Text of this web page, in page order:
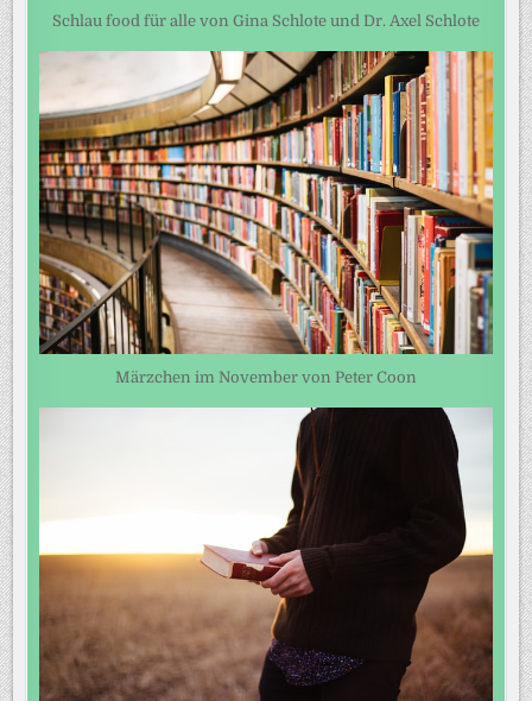
Schlau food für alle von Gina Schlote und Dr. Axel Schlote
Märzchen im November von Peter Coon